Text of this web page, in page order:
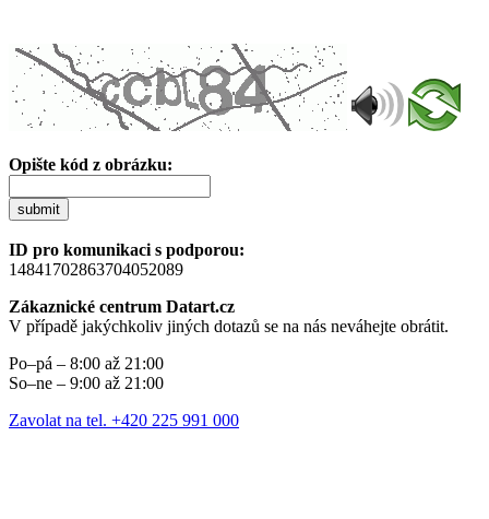
Opište kód z obrázku:
submit
ID pro komunikaci s podporou:
14841702863704052089
Zákaznické centrum Datart.cz
V případě jakýchkoliv jiných dotazů se na nás neváhejte obrátit.
Po–pá – 8:00 až 21:00
So–ne – 9:00 až 21:00
Zavolat na tel. +420 225 991 000